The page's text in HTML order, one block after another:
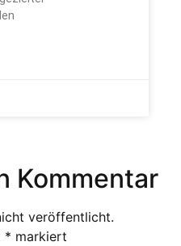
Kommentar
veröffentlicht.
* markiert